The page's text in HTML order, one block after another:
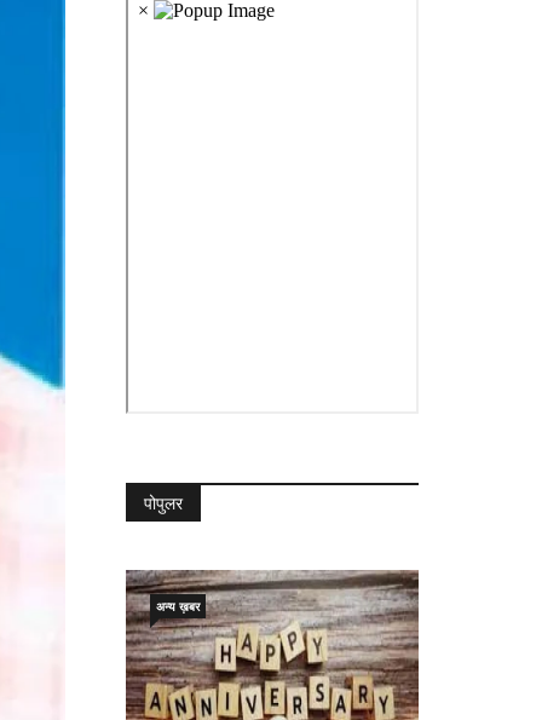
पोपुलर
अन्य ख़बर